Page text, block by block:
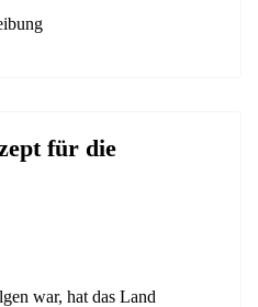
für die
war, hat das Land